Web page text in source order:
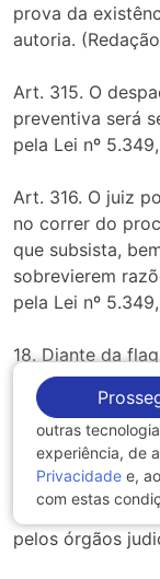
prova da
autoria.
Art. 315. O
preventiva será
pela Lei nº 5.349,
Art. 316. O juiz
no correr do
que subsista,
sobrevierem
pela Lei nº 5.349,
18. Diante da
paciente sob
desrespeito ao
subordina tal
presente
seja a
injustiça ser
pelos órgãos
outras
experiência, de
Privacidade e,
com estas